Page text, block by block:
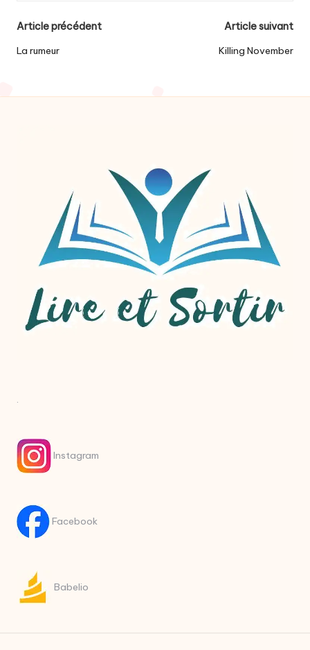
Post
navigation
Article précédent
La rumeur
Article suivant
Killing November
.
Instagram
Facebook
Babelio